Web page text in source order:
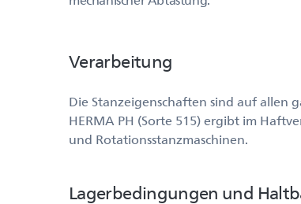
Verarbeitung
Die Stanzeigenschaften sind auf allen
HERMA PH (Sorte 515) ergibt im
und Rotationsstanzmaschinen.
Lagerbedingungen und